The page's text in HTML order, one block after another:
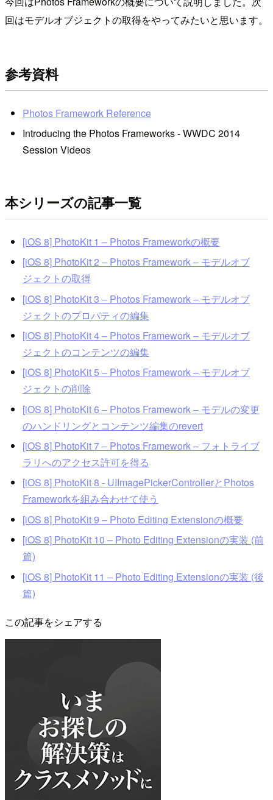
回はモデルオブジェクトの取得をやってみたいと思います。
参考資料
Photos Framework Reference
Introducing the Photos Frameworks - WWDC 2014
Session Videos
本シリーズの記事一覧
[iOS 8] PhotoKit 1 – Photos Frameworkの概要
[iOS 8] PhotoKit 2 – Photos Framework – モデルオブ
ジェクトの取得
[iOS 8] PhotoKit 3 – Photos Framework – モデルオブ
ジェクトのプロパティの編集
[iOS 8] PhotoKit 4 – Photos Framework – モデルオブ
ジェクトのコンテンツの編集
[iOS 8] PhotoKit 5 – Photos Framework – モデルオブ
ジェクトの削除
[iOS 8] PhotoKit 6 – Photos Framework – モデルの変更
のハンドリングとコンテンツ編集のrevert
[iOS 8] PhotoKit 7 – Photos Framework – フォトライブ
ラリへのアクセス許可を得る
[iOS 8] PhotoKit 8 - UIImagePickerControllerとPhotos
Frameworkを組み合わせて使う
[iOS 8] PhotoKit 9 – Photo Editing Extensionの概要
[iOS 8] PhotoKit 10 – Photo Editing Extensionの実装 (前
篇)
[iOS 8] PhotoKit 11 – Photo Editing Extensionの実装 (後
篇)
この記事をシェアする